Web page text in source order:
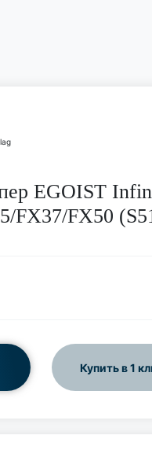
EGOIST
FX37/FX50
Купить в 1